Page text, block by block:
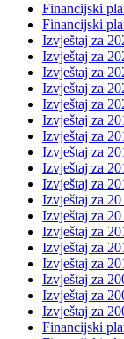
Financijski
Financijski
Izvještaj za
Izvještaj za
Izvještaj za
Izvještaj za
Izvještaj za
Izvještaj za
Izvještaj za
Izvještaj za
Izvještaj za
Izvještaj za
Izvještaj za
Izvještaj za
Izvještaj za
Izvještaj za
Izvještaj za
Izvještaj za
Izvještaj za
Izvještaj za
Financijski